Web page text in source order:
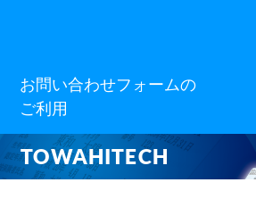
お問い合わせフォームの
ご利用
TOWAHITECH